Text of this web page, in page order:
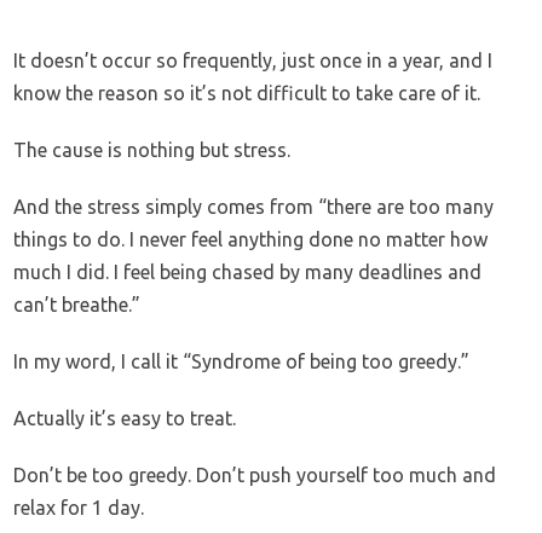
It doesn’t occur so frequently, just once in a year, and I
know the reason so it’s not difficult to take care of it.
The cause is nothing but stress.
And the stress simply comes from “there are too many
things to do. I never feel anything done no matter how
much I did. I feel being chased by many deadlines and
can’t breathe.”
In my word, I call it “Syndrome of being too greedy.”
Actually it’s easy to treat.
Don’t be too greedy. Don’t push yourself too much and
relax for 1 day.